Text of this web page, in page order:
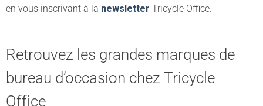
en vous inscrivant à la newsletter Tricycle Office.
Retrouvez les grandes marques de
bureau d’occasion chez Tricycle
Office